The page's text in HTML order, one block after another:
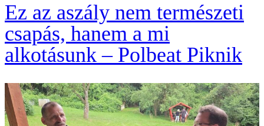
Ez az aszály nem természeti
csapás, hanem a mi
alkotásunk – Polbeat Piknik